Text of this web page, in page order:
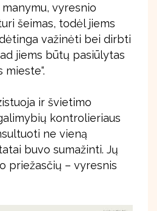
vyresnio
šeimas, todėl jiems
važinėti bei dirbti
jiems būtų pasiūlytas
ir švietimo
kontrolieriaus
ne vieną
buvo sumažinti. Jų
priežasčių – vyresnis